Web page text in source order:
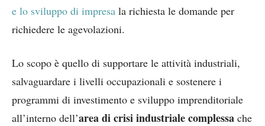
e lo sviluppo di impresa la richiesta le domande per
richiedere le agevolazioni.
Lo scopo è quello di supportare le attività industriali,
salvaguardare i livelli occupazionali e sostenere i
programmi di investimento e sviluppo imprenditoriale
all’interno dell’area di crisi industriale complessa che